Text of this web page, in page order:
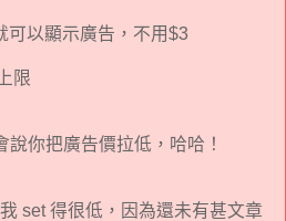
可以顯示廣告，不用$3
限
說你把廣告價拉低，哈哈！
set 得很低，因為還未有甚文章